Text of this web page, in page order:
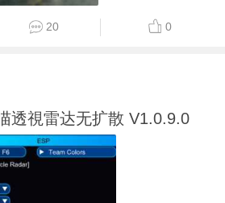
20 0
透視雷达无扩散 V1.0.9.0